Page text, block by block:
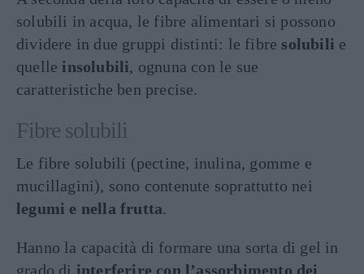
solubili in acqua, le fibre alimentari si possono
dividere in due gruppi distinti: le fibre solubili e
quelle insolubili, ognuna con le sue
caratteristiche ben precise.
Fibre solubili
Le fibre solubili (pectine, inulina, gomme e
mucillagini), sono contenute soprattutto nei
legumi e nella frutta.
Hanno la capacità di formare una sorta di gel in
grado di interferire con l’assorbimento dei